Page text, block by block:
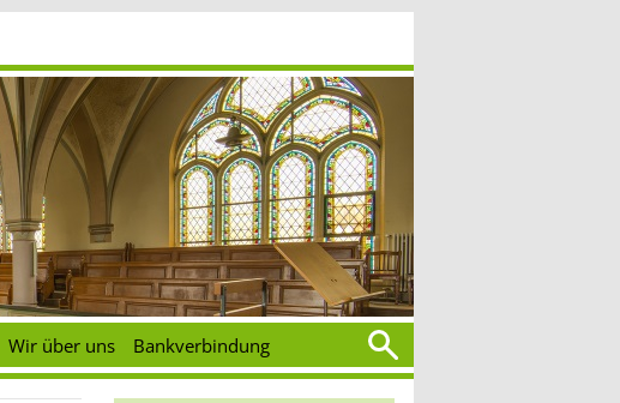
Wir über uns Bankverbindung
nach: